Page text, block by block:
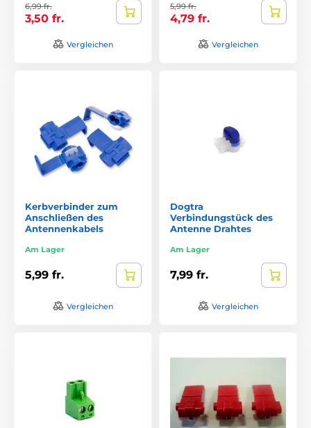
6,99 fr.
3,50 fr.
Vergleichen
5,99 fr.
4,79 fr.
Vergleichen
Kerbverbinder zum
Anschließen des
Antennenkabels
Am Lager
5,99 fr.
Vergleichen
Dogtra
Verbindungstück des
Antenne Drahtes
Am Lager
7,99 fr.
Vergleichen